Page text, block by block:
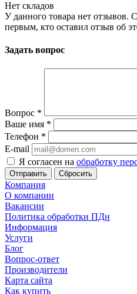
Нет складов
У данного товара нет отзывов.
первым, кто оставил отзыв об
Задать вопрос
Вопрос *
Ваше имя *
Телефон *
E-mail
Я согласен на обработку
Сбросить
Компания
О компании
Вакансии
Политика обработки ПДн
Информация
Услуги
Блог
Вопрос-ответ
Производители
Карта сайта
Как купить